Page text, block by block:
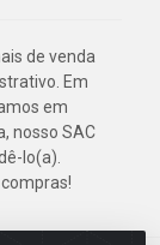
de venda
Em
em
nosso SAC
lo(a).